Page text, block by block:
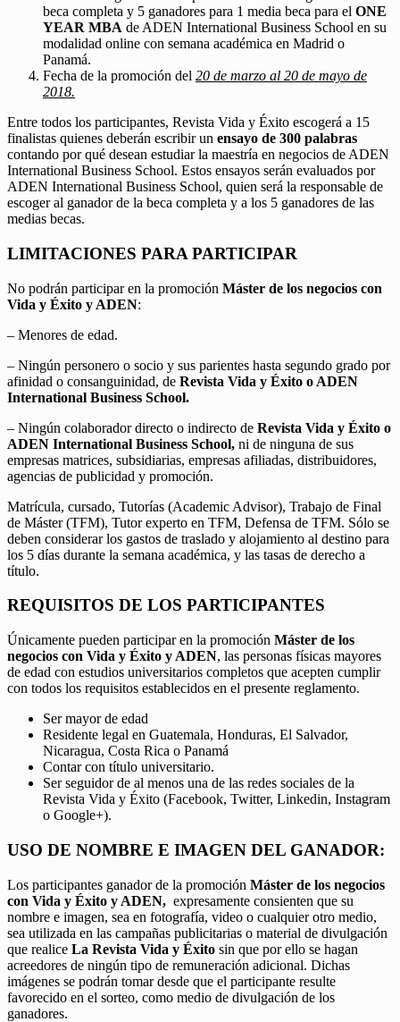
beca completa y 5 ganadores para 1 media beca para el ONE
YEAR MBA de ADEN International Business School en su
modalidad online con semana académica en Madrid o
Panamá.
Fecha de la promoción del 20 de marzo al 20 de mayo de
2018.
Entre todos los participantes, Revista Vida y Éxito escogerá a 15
finalistas quienes deberán escribir un ensayo de 300 palabras
contando por qué desean estudiar la maestría en negocios de ADEN
International Business School. Estos ensayos serán evaluados por
ADEN International Business School, quien será la responsable de
escoger al ganador de la beca completa y a los 5 ganadores de las
medias becas.
LIMITACIONES PARA PARTICIPAR
No podrán participar en la promoción Máster de los negocios con
Vida y Éxito y ADEN:
– Menores de edad.
– Ningún personero o socio y sus parientes hasta segundo grado por
afinidad o consanguinidad, de Revista Vida y Éxito o ADEN
International Business School.
– Ningún colaborador directo o indirecto de Revista Vida y Éxito o
ADEN International Business School, ni de ninguna de sus
empresas matrices, subsidiarias, empresas afiliadas, distribuidores,
agencias de publicidad y promoción.
Matrícula, cursado, Tutorías (Academic Advisor), Trabajo de Final
de Máster (TFM), Tutor experto en TFM, Defensa de TFM. Sólo se
deben considerar los gastos de traslado y alojamiento al destino para
los 5 días durante la semana académica, y las tasas de derecho a
título.
REQUISITOS DE LOS PARTICIPANTES
Únicamente pueden participar en la promoción Máster de los
negocios con Vida y Éxito y ADEN, las personas físicas mayores
de edad con estudios universitarios completos que acepten cumplir
con todos los requisitos establecidos en el presente reglamento.
Ser mayor de edad
Residente legal en Guatemala, Honduras, El Salvador,
Nicaragua, Costa Rica o Panamá
Contar con título universitario.
Ser seguidor de al menos una de las redes sociales de la
Revista Vida y Éxito (Facebook, Twitter, Linkedin, Instagram
o Google+).
USO DE NOMBRE E IMAGEN DEL GANADOR:
Los participantes ganador de la promoción Máster de los negocios
con Vida y Éxito y ADEN, expresamente consienten que su
nombre e imagen, sea en fotografía, video o cualquier otro medio,
sea utilizada en las campañas publicitarias o material de divulgación
que realice La Revista Vida y Éxito sin que por ello se hagan
acreedores de ningún tipo de remuneración adicional. Dichas
imágenes se podrán tomar desde que el participante resulte
favorecido en el sorteo, como medio de divulgación de los
ganadores.